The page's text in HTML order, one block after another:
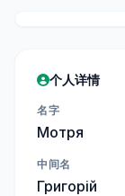
个人详情
名字
Мотря
中间名
Григорій